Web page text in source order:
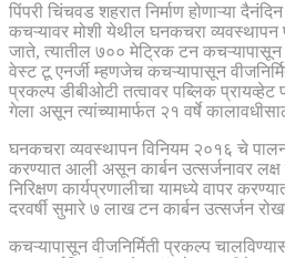
पिंपरी चिंचवड शहरात निर्माण होणाऱ्या
कचऱ्यावर मोशी येथील घनकचरा व्यवस्थापन
जाते, त्यातील ७०० मेट्रिक टन कचऱ्यापासून
वेस्ट टू एनर्जी म्हणजेच कचऱ्यापासून
प्रकल्प डीबीओटी तत्वावर पब्लिक प्रायव्हेट
गेला असून त्यांच्यामार्फत २१ वर्षे
घनकचरा व्यवस्थापन विनियम २०१६ चे
करण्यात आली असून कार्बन उत्सर्जनावर लक्ष
निरिक्षण कार्यप्रणालीचा यामध्ये वापर
दरवर्षी सुमारे ७ लाख टन कार्बन उत्सर्जन
कचऱ्यापासून वीजनिर्मिती प्रकल्प